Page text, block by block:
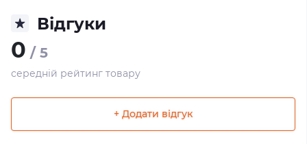
Відгуки
0 / 5
середній рейтинг товару
+ Додати відгук